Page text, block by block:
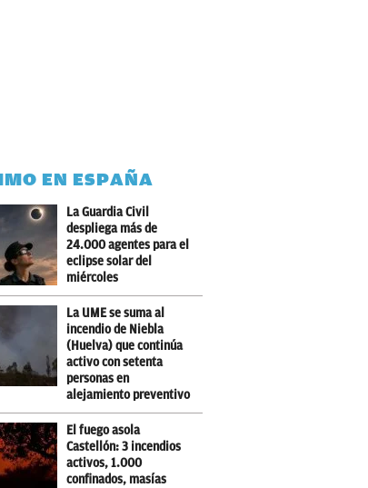
EN ESPAÑA
La Guardia Civil
despliega más de
24.000 agentes para el
eclipse solar del
miércoles
La UME se suma al
incendio de Niebla
(Huelva) que continúa
activo con setenta
personas en
alejamiento preventivo
El fuego asola
Castellón: 3 incendios
activos, 1.000
confinados, masías